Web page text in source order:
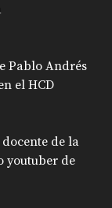
Pablo Andrés
el HCD
de la
youtuber de